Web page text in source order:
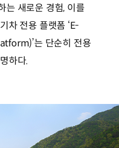
는 새로운 경험, 이를
차 전용 플랫폼 ‘E-
는 단순히 전용
하다.